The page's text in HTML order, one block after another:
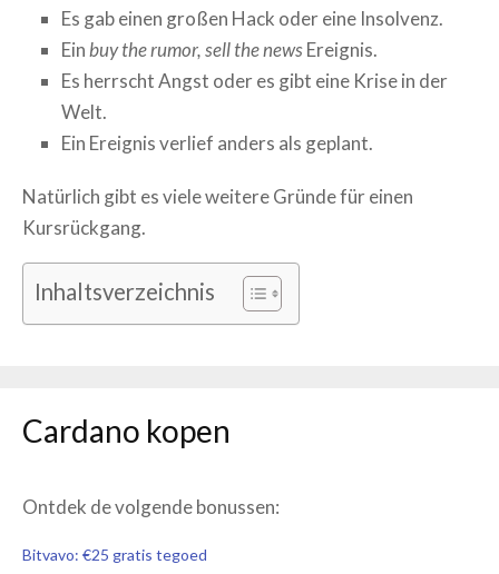
Es gab einen großen Hack oder eine Insolvenz.
Einbuy the rumor, sell the newsEreignis.
Es herrscht Angst oder es gibt eine Krise in der
Welt.
Ein Ereignis verlief anders als geplant.
Natürlich gibt es viele weitere Gründe für einen
Kursrückgang.
Inhaltsverzeichnis
Cardano kopen
Ontdek de volgende bonussen:
Bitvavo: €25 gratis tegoed